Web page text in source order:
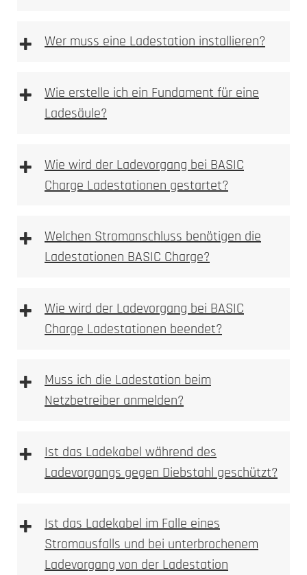
+ Wer muss eine Ladestation installieren?
+
Wie erstelle ich ein Fundament für eine
Ladesäule?
Fundament Bewehrungsplan
+
Wie wird der Ladevorgang bei BASIC
Charge Ladestationen gestartet?
+
Welchen Stromanschluss benötigen die
Ladestationen BASIC Charge?
+
Wie wird der Ladevorgang bei BASIC
Charge Ladestationen beendet?
+
Muss ich die Ladestation beim
Netzbetreiber anmelden?
+
Ist das Ladekabel während des
Ladevorgangs gegen Diebstahl geschützt?
+
Ist das Ladekabel im Falle eines
Stromausfalls und bei unterbrochenem
Ladevorgang von der Ladestation